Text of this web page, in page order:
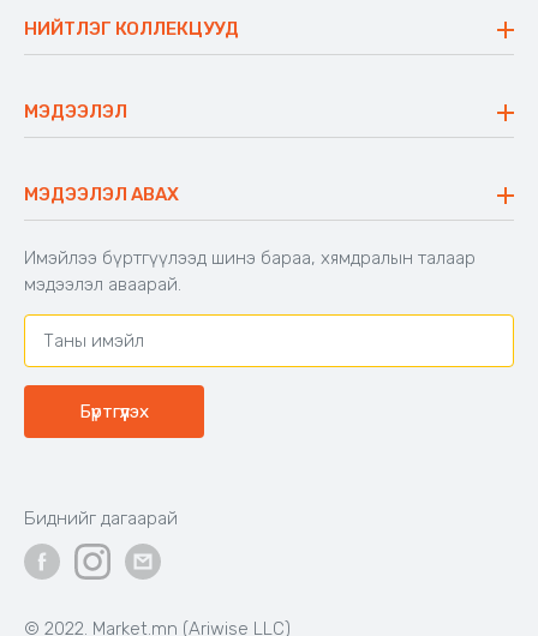
Үнэт зүйлс
Ажлын байр
Блог
НИЙТЛЭГ КОЛЛЕКЦУУД
Сүүдрэвч
Аяны ширээ
Аяны түшлэгтэй сандал
МЭДЭЭЛЭЛ
Буцаалтын журам
Захиалга шалгах
Хамтран ажиллах
Холбоо барих
МЭДЭЭЛЭЛ АВАХ
Имэйлээ бүртгүүлээд шинэ бараа, хямдралын талаар
мэдээлэл аваарай.
Бүртгүүлэх
© 2022. Market.mn (Ariwise LLC)
Биднийг дагаарай